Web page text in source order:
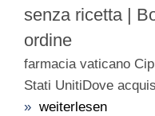
senza ricetta |
ordine
farmacia vaticano
Stati UnitiDove
» weiterlesen